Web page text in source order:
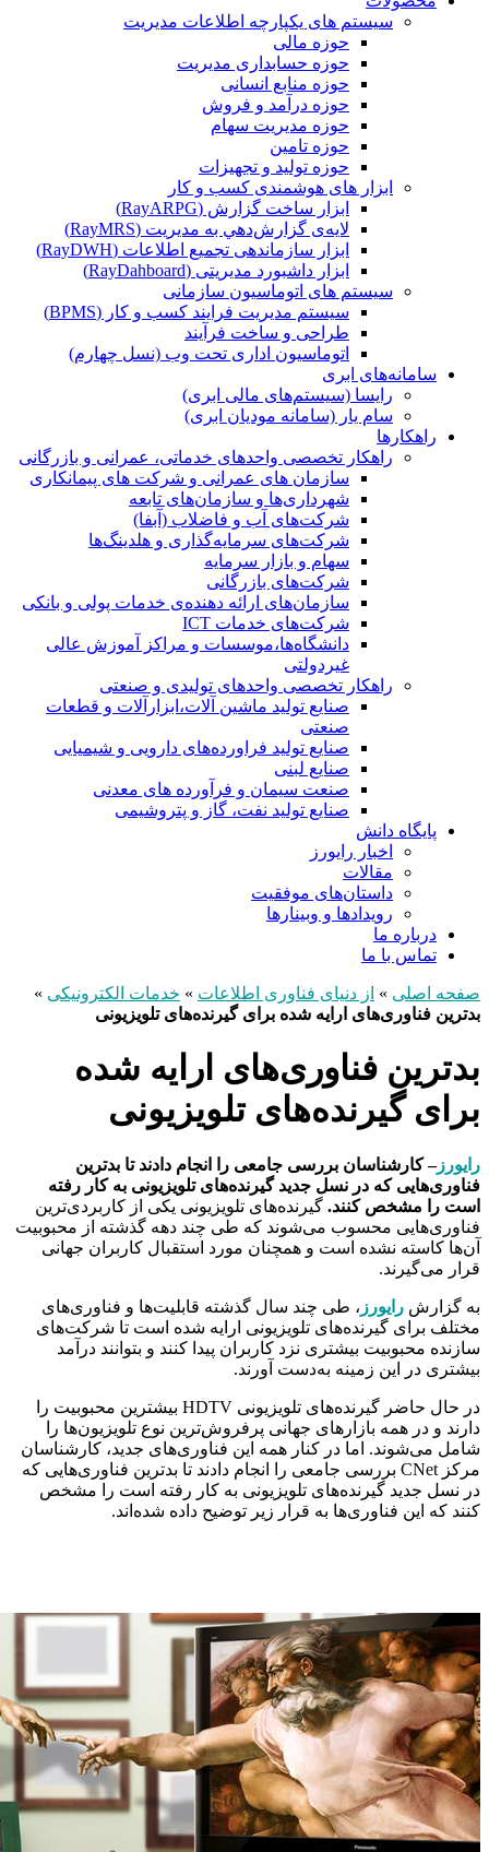
سیستم های یکپارچه اطلاعات مدیریت
حوزه مالی
حوزه حسابداری مدیریت
حوزه منابع انسانی
حوزه درآمد و فروش
حوزه مدیریت سهام
حوزه تامین
حوزه تولید و تجهیزات
ابزار های هوشمندی کسب و کار
ابزار ساخت گزارش (RayARPG)
لایه‌ی گزارش‌دهي به مديريت (RayMRS)
ابزار سازماندهی تجمیع اطلاعات (RayDWH)
ابزار داشبورد مدیریتی (RayDahboard)
سیستم های اتوماسیون سازمانی
سیستم مدیریت فرایند کسب و کار (BPMS)
طراحی و ساخت فرآیند
اتوماسیون اداری تحت وب (نسل چهارم)
سامانه‌های ابری
رایسا (سیستم‌های مالی ابری)
سام یار (سامانه مودیان ابری)
راهکارها
راهکار تخصصی واحدهای خدماتی، عمرانی و بازرگانی
سازمان های عمرانی و شرکت های پیمانکاری
شهرداری‌ها و سازمان‌های تابعه
شرکت‌های آب و فاضلاب (آبفا)
شرکت‌های سرمایه‌گذاری و هلدینگ‌ها
سهام و بازار سرمایه
شرکت‌های بازرگانی
سازمان‌های ارائه دهنده‌ی خدمات پولی و بانکی
شرکت‌های خدمات ICT
دانشگاه‌ها،موسسات و مراکز آموزش عالی
غیردولتی
راهکار تخصصی واحدهای تولیدی و صنعتی
صنایع توليد ماشين آلات،ابزارآلات و قطعات
صنعتی
صنایع تولید فراورده‌های دارویی و شیمیایی
صنایع لبنی
صنعت سیمان و فرآورده های معدنی
صنایع تولید نفت، گاز و پتروشيمی
پایگاه دانش
اخبار رایورز
مقالات
داستان‌های موفقیت
رویدادها و وبینارها
درباره ما
تماس با ما
صفحه اصلی » از دنیای فناوری اطلاعات » خدمات الکترونیکی »
بدترین فناوری‌های ارایه شده برای گیرنده‌های تلویزیونی
بدترین فناوری‌های ارایه شده
برای گیرنده‌های تلویزیونی
رایورز– کارشناسان بررسی جامعی را انجام دادند تا بدترین
فناوری‌هایی که در نسل جدید گیرنده‌های تلویزیونی به کار رفته
است را مشخص کنند. گیرنده‌های تلویزیونی یکی از کاربردی‌ترین
فناوری‌هایی محسوب می‌شوند که طی چند دهه گذشته از محبوبیت
آن‌ها کاسته نشده است و همچنان مورد استقبال کاربران جهانی
قرار می‌گیرند.
به گزارش رایورز ، طی چند سال گذشته قابلیت‌ها و فناوری‌های
مختلف برای گیرنده‌های تلویزیونی ارایه شده است تا شرکت‌های
سازنده محبوبیت بیشتری نزد کاربران پیدا کنند و بتوانند درآمد
بیشتری در این زمینه به‌دست آورند.
در حال حاضر گیرنده‌های تلویزیونی HDTV بیشترین محبوبیت را
دارند و در همه بازارهای جهانی پرفروش‌ترین نوع تلویزیون‌ها را
شامل می‌شوند. اما در کنار همه این فناوری‌های جدید، کارشناسان
مرکز CNet بررسی جامعی را انجام دادند تا بدترین فناوری‌هایی که
در نسل جدید گیرنده‌های تلویزیونی به کار رفته است را مشخص
کنند که این فناوری‌ها به قرار زیر توضیح داده‌ شده‌اند.